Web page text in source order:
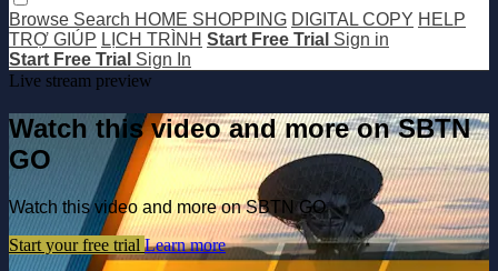
Browse Search HOME SHOPPING DIGITAL COPY HELP
TRỢ GIÚP LỊCH TRÌNH Start Free Trial Sign in
Start Free Trial Sign In
Live stream preview
Watch this video and more on SBTN
GO
Watch this video and more on SBTN GO
Start your free trial Learn more